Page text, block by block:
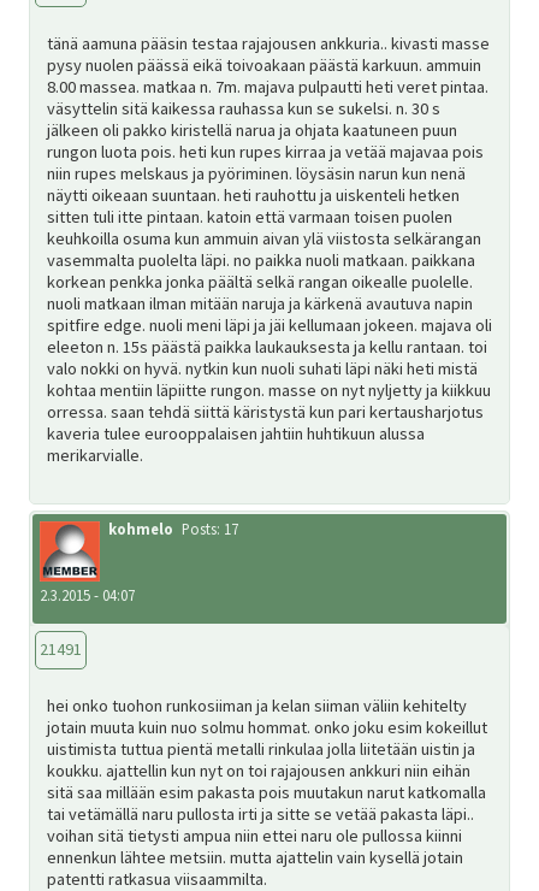
tänä aamuna pääsin testaa rajajousen ankkuria.. kivasti masse
pysy nuolen päässä eikä toivoakaan päästä karkuun. ammuin
8.00 massea. matkaa n. 7m. majava pulpautti heti veret pintaa.
väsyttelin sitä kaikessa rauhassa kun se sukelsi. n. 30 s
jälkeen oli pakko kiristellä narua ja ohjata kaatuneen puun
rungon luota pois. heti kun rupes kirraa ja vetää majavaa pois
niin rupes melskaus ja pyöriminen. löysäsin narun kun nenä
näytti oikeaan suuntaan. heti rauhottu ja uiskenteli hetken
sitten tuli itte pintaan. katoin että varmaan toisen puolen
keuhkoilla osuma kun ammuin aivan ylä viistosta selkärangan
vasemmalta puolelta läpi. no paikka nuoli matkaan. paikkana
korkean penkka jonka päältä selkä rangan oikealle puolelle.
nuoli matkaan ilman mitään naruja ja kärkenä avautuva napin
spitfire edge. nuoli meni läpi ja jäi kellumaan jokeen. majava oli
eleeton n. 15s päästä paikka laukauksesta ja kellu rantaan. toi
valo nokki on hyvä. nytkin kun nuoli suhati läpi näki heti mistä
kohtaa mentiin läpiitte rungon. masse on nyt nyljetty ja kiikkuu
orressa. saan tehdä siittä käristystä kun pari kertausharjotus
kaveria tulee eurooppalaisen jahtiin huhtikuun alussa
merikarvialle.
kohmelo Posts: 17
2.3.2015 - 04:07
21491
hei onko tuohon runkosiiman ja kelan siiman väliin kehitelty
jotain muuta kuin nuo solmu hommat. onko joku esim kokeillut
uistimista tuttua pientä metalli rinkulaa jolla liitetään uistin ja
koukku. ajattellin kun nyt on toi rajajousen ankkuri niin eihän
sitä saa millään esim pakasta pois muutakun narut katkomalla
tai vetämällä naru pullosta irti ja sitte se vetää pakasta läpi..
voihan sitä tietysti ampua niin ettei naru ole pullossa kiinni
ennenkun lähtee metsiin. mutta ajattelin vain kysellä jotain
patentti ratkasua viisaammilta.